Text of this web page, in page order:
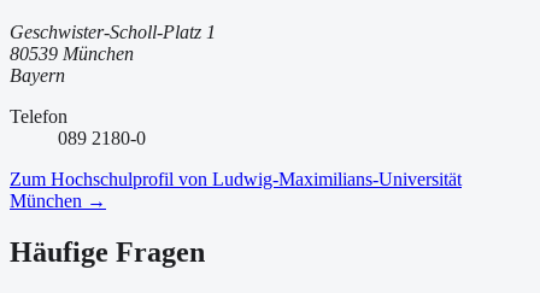
Geschwister-Scholl-Platz 1
80539 München
Bayern
Telefon
089 2180-0
Zum Hochschulprofil von Ludwig-Maximilians-Universität
München →
Häufige Fragen